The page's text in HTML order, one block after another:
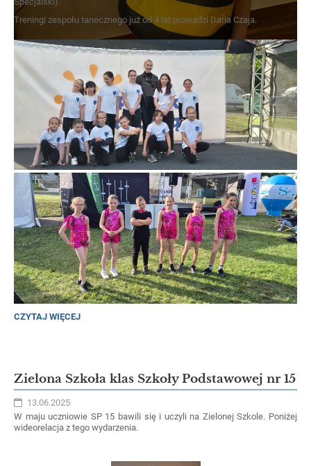
Treningi zespołu tanecznego już od 4 lat prowadzi Daria Czaja.
PIKNIK
CZYTAJ WIĘCEJ
Zielona Szkoła klas Szkoły Podstawowej nr 15
13.06.2025
W maju uczniowie SP 15 bawili się i uczyli na Zielonej Szkole. Poniżej
wideorelacja z tego wydarzenia.